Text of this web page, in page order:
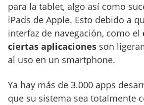
para la tablet, algo así como
iPads de Apple. Esto debido a
interfaz de navegación, como el
ciertas aplicaciones son
al uso en un smartphone.
Ya hay más de 3.000 apps
que su sistema sea totalmente